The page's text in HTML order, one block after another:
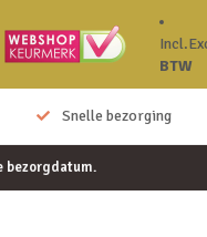
Incl.
BTW
Gratis bezorgd vanaf € 450
bezorgdatum.